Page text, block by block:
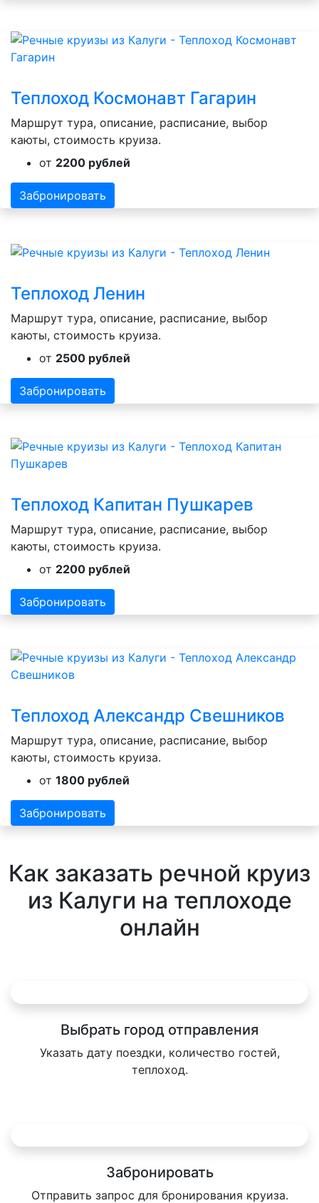
Теплоход Космонавт Гагарин
Маршрут тура, описание, расписание, выбор
каюты, стоимость круиза.
от 2200 рублей
Забронировать
Теплоход Ленин
Маршрут тура, описание, расписание, выбор
каюты, стоимость круиза.
от 2500 рублей
Забронировать
Теплоход Капитан Пушкарев
Маршрут тура, описание, расписание, выбор
каюты, стоимость круиза.
от 2200 рублей
Забронировать
Теплоход Александр Свешников
Маршрут тура, описание, расписание, выбор
каюты, стоимость круиза.
от 1800 рублей
Забронировать
Как заказать речной круиз
из Калуги на теплоходе
онлайн
Выбрать город отправления
Указать дату поездки, количество гостей,
теплоход.
Забронировать
Отправить запрос для бронирования круиза.